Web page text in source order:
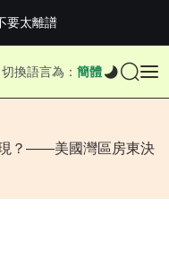
上全滿亞，德約...
上線，官...
要太離譜
太離譜
切換語言為： 簡體
？——美國灣區房東決